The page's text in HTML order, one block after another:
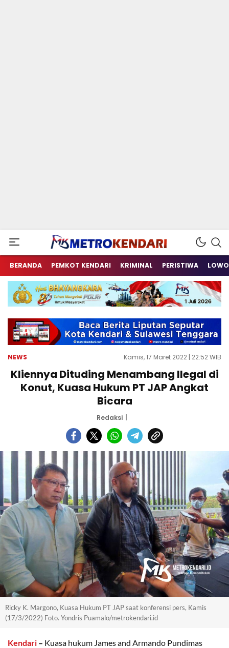
metrokendari
Berita Terkini Sulawesi Tenggara
BERANDA PEMKOT KENDARI KRIMINAL PERISTIWA
NEWS Kamis, 17 Maret 2022 | 22:52 WIB
Kliennya Dituding Menambang Ilegal di
Konut, Kuasa Hukum PT JAP Angkat
Bicara
Redaksi
Ricky K. Margono, Kuasa Hukum PT JAP saat konferensi pers, Kamis
(17/3/2022) Foto. Yondris Puamalo/metrokendari.id
Kendari – Kuasa hukum James and Armando Pundimas